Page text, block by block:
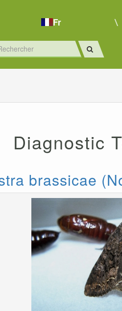
Fr
Diagnostic
brassicae